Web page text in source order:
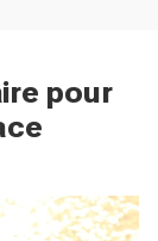
pour